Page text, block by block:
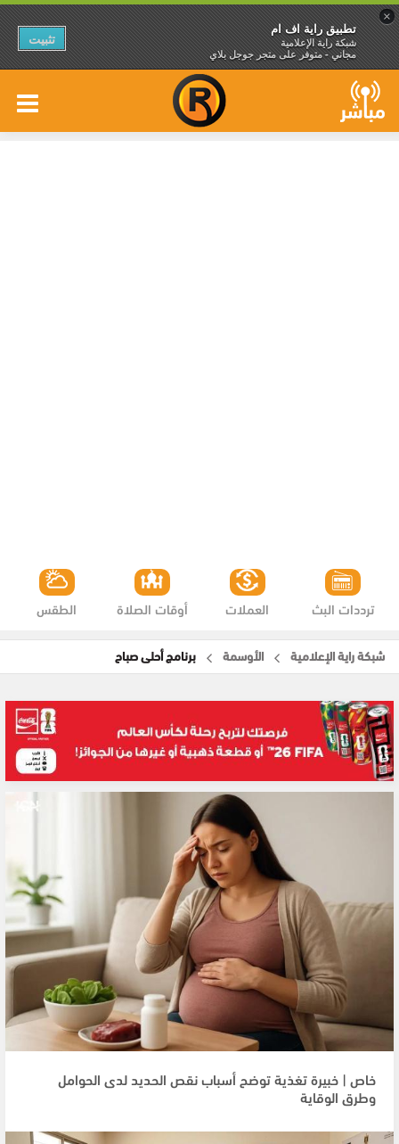
×
تطبيق راية اف ام
شبكة راية الإعلامية
مجاني - متوفر على متجر جوجل بلاي
تثبيت
الطقس أوقات الصلاة العملات ترددات البث
شبكة راية الإعلامية الأوسمة برنامج أحلى صباح
خاص | خبيرة تغذية توضح أسباب نقص الحديد لدى الحوامل
وطرق الوقاية